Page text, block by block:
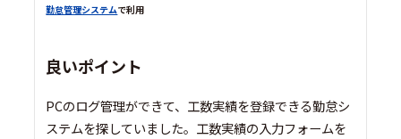
勤怠管理システムで利用
良いポイント
PCのログ管理ができて、工数実績を登録できる勤怠シ
ステムを探していました。工数実績の入力フォームを